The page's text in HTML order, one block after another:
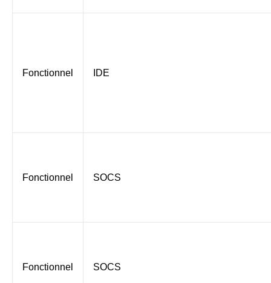
Fonctionnel IDE
Fonctionnel SOCS
Fonctionnel SOCS